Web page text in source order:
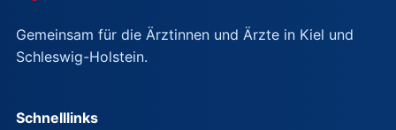
Gemeinsam für die Ärztinnen und Ärzte in Kiel und
Schleswig-Holstein.
Schnelllinks